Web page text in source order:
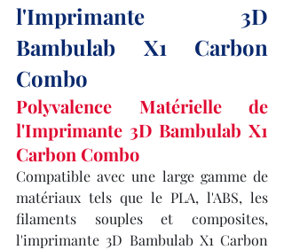
l'Imprimante 3D
Bambulab X1 Carbon
Combo
Polyvalence Matérielle de
l'Imprimante 3D Bambulab X1
Carbon Combo
Compatible avec une large gamme de
matériaux tels que le PLA, l'ABS, les
filaments souples et composites,
l'imprimante 3D Bambulab X1 Carbon